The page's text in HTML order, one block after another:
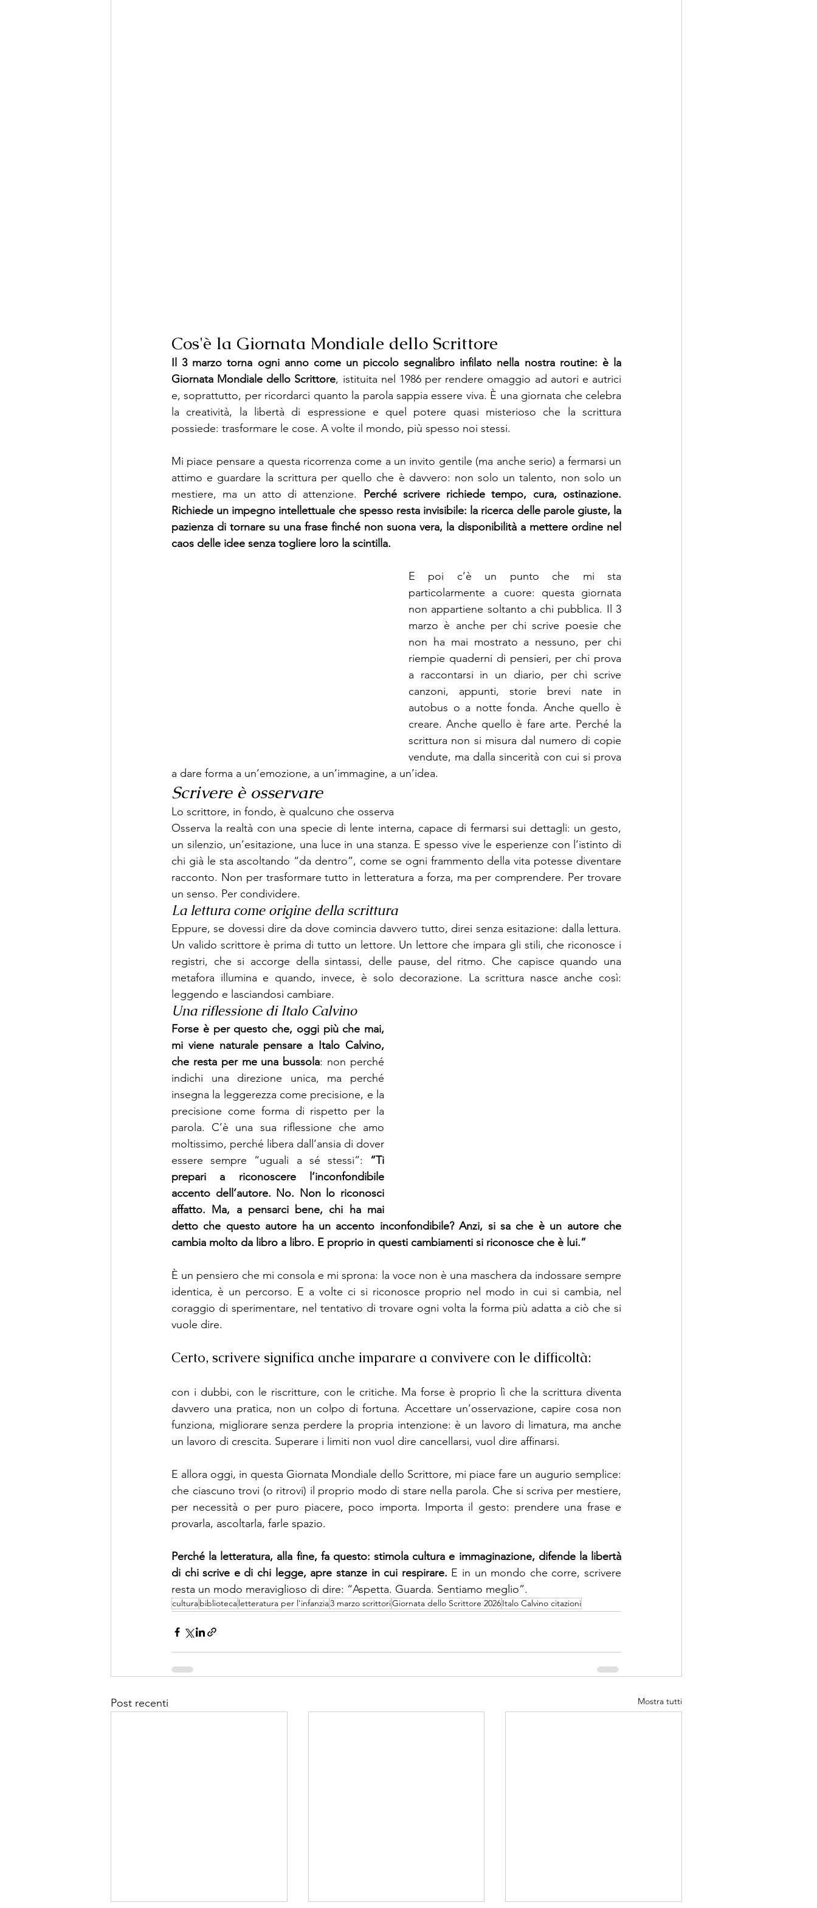
Cos'è la Giornata Mondiale dello Scrittore
Il 3 marzo torna ogni anno come un piccolo segnalibro infilato nella nostra routine: è la
Giornata Mondiale dello Scrittore, istituita nel 1986 per rendere omaggio ad autori e autrici
e, soprattutto, per ricordarci quanto la parola sappia essere viva. È una giornata che celebra
la creatività, la libertà di espressione e quel potere quasi misterioso che la scrittura
possiede: trasformare le cose. A volte il mondo, più spesso noi stessi.
Mi piace pensare a questa ricorrenza come a un invito gentile (ma anche serio) a fermarsi un
attimo e guardare la scrittura per quello che è davvero: non solo un talento, non solo un
mestiere, ma un atto di attenzione.
Perché scrivere richiede tempo, cura, ostinazione.
Richiede un impegno intellettuale che spesso resta invisibile: la ricerca delle parole giuste, la
pazienza di tornare su una frase finché non suona vera, la disponibilità a mettere ordine nel
caos delle idee senza togliere loro la scintilla.
E poi c’è un punto che mi sta
particolarmente a cuore: questa giornata
non appartiene soltanto a chi pubblica. Il 3
marzo è anche per chi scrive poesie che
non ha mai mostrato a nessuno, per chi
riempie quaderni di pensieri, per chi prova
a raccontarsi in un diario, per chi scrive
canzoni, appunti, storie brevi nate in
autobus o a notte fonda. Anche quello è
creare. Anche quello è fare arte. Perché la
scrittura non si misura dal numero di copie
vendute, ma dalla sincerità con cui si prova
a dare forma a un’emozione, a un’immagine, a un’idea.
Scrivere è osservare
Lo scrittore, in fondo, è qualcuno che osserva
Osserva la realtà con una specie di lente interna, capace di fermarsi sui dettagli: un gesto,
un silenzio, un’esitazione, una luce in una stanza. E spesso vive le esperienze con l’istinto di
chi già le sta ascoltando “da dentro”, come se ogni frammento della vita potesse diventare
racconto. Non per trasformare tutto in letteratura a forza, ma per comprendere. Per trovare
un senso. Per condividere.
La lettura come origine della scrittura
Eppure, se dovessi dire da dove comincia davvero tutto, direi senza esitazione: dalla lettura.
Un valido scrittore è prima di tutto un lettore. Un lettore che impara gli stili, che riconosce i
registri, che si accorge della sintassi, delle pause, del ritmo. Che capisce quando una
metafora illumina e quando, invece, è solo decorazione. La scrittura nasce anche così:
leggendo e lasciandosi cambiare.
Una riflessione di Italo Calvino
Forse è per questo che, oggi più che mai,
mi viene naturale pensare a Italo Calvino,
che resta per me una bussola: non perché
indichi una direzione unica, ma perché
insegna la leggerezza come precisione, e la
precisione come forma di rispetto per la
parola. C’è una sua riflessione che amo
moltissimo, perché libera dall’ansia di dover
essere sempre “uguali a sé stessi”: “Ti
prepari a riconoscere l’inconfondibile
accento dell’autore. No. Non lo riconosci
affatto. Ma, a pensarci bene, chi ha mai
detto che questo autore ha un accento inconfondibile? Anzi, si sa che è un autore che
cambia molto da libro a libro. E proprio in questi cambiamenti si riconosce che è lui.”
È un pensiero che mi consola e mi sprona: la voce non è una maschera da indossare sempre
identica, è un percorso. E a volte ci si riconosce proprio nel modo in cui si cambia, nel
coraggio di sperimentare, nel tentativo di trovare ogni volta la forma più adatta a ciò che si
vuole dire.
Certo, scrivere significa anche imparare a convivere con le difficoltà:
con i dubbi, con le riscritture, con le critiche. Ma forse è proprio lì che la scrittura diventa
davvero una pratica, non un colpo di fortuna. Accettare un’osservazione, capire cosa non
funziona, migliorare senza perdere la propria intenzione: è un lavoro di limatura, ma anche
un lavoro di crescita. Superare i limiti non vuol dire cancellarsi, vuol dire affinarsi.
E allora oggi, in questa Giornata Mondiale dello Scrittore, mi piace fare un augurio semplice:
che ciascuno trovi (o ritrovi) il proprio modo di stare nella parola. Che si scriva per mestiere,
per necessità o per puro piacere, poco importa. Importa il gesto: prendere una frase e
provarla, ascoltarla, farle spazio.
Perché la letteratura, alla fine, fa questo: stimola cultura e immaginazione, difende la libertà
di chi scrive e di chi legge, apre stanze in cui respirare. E in un mondo che corre, scrivere
resta un modo meraviglioso di dire: “Aspetta. Guarda. Sentiamo meglio”.
culturabibliotecaletteratura per l'infanzia3 marzo scrittoriGiornata dello Scrittore 2026Italo Calvino citazioni
Post recenti Mostra tutti